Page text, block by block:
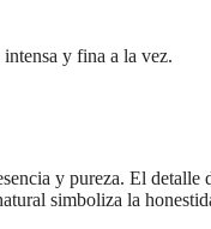
y fina a la vez.
y pureza. El detalle
simboliza la